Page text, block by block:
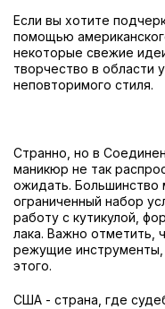
Если вы хотите
помощью
некоторые свежие
творчество в области
неповторимого стиля.
Странно, но в
маникюр не так
ожидать. Большинство
ограниченный набор
работу с кутикулой,
лака. Важно отметить,
режущие инструменты,
этого.
США - страна, где